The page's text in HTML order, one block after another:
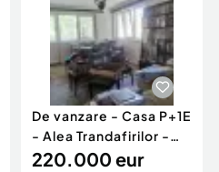
De vanzare - Casa P+1E
- Alea Trandafirilor -
220.000 euro
220.000 eur